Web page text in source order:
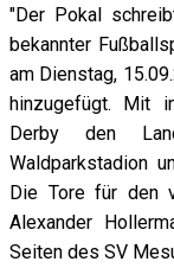
"Der Pokal
bekannter
am Dienstag,
hinzugefügt. Mit
Derby den
Waldparkstadion
Die Tore für den
Alexander
Seiten des SV